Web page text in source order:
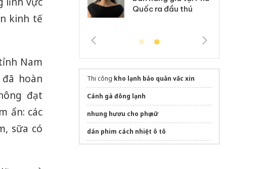
kinh tế
Nam
hoàn
đạt
ẩn: các
sữa có
Quốc ra đầu thú
bảo vệ môi trường
Thi công kho lạnh bảo quản vắc xin
Cánh gà đông lạnh
nhung hươu cho phụ nữ
dán phim cách nhiệt ô tô